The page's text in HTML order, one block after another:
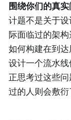
围绕你们的真实
计题不是关于
际面临过的架构
如何构建在到
设计一个流水
正思考过这些
过的人则会敷衍